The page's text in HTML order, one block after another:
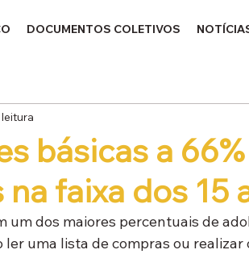
DOCUMENTOS COLETIVOS
básicas a
faixa dos 15
dos maiores percentuais de
uma lista de compras ou realizar